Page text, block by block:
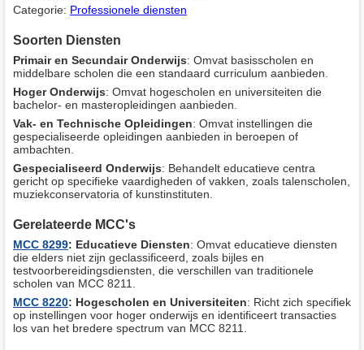
Categorie: Professionele diensten
Soorten Diensten
Primair en Secundair Onderwijs: Omvat basisscholen en
middelbare scholen die een standaard curriculum aanbieden.
Hoger Onderwijs: Omvat hogescholen en universiteiten die
bachelor- en masteropleidingen aanbieden.
Vak- en Technische Opleidingen: Omvat instellingen die
gespecialiseerde opleidingen aanbieden in beroepen of
ambachten.
Gespecialiseerd Onderwijs: Behandelt educatieve centra
gericht op specifieke vaardigheden of vakken, zoals talenscholen,
muziekconservatoria of kunstinstituten.
Gerelateerde MCC's
MCC 8299: Educatieve Diensten: Omvat educatieve diensten
die elders niet zijn geclassificeerd, zoals bijles en
testvoorbereidingsdiensten, die verschillen van traditionele
scholen van MCC 8211.
MCC 8220: Hogescholen en Universiteiten: Richt zich specifiek
op instellingen voor hoger onderwijs en identificeert transacties
los van het bredere spectrum van MCC 8211.